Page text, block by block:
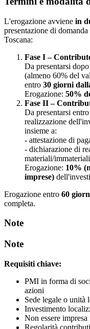
L'erogazione avviene in
presentazione di
Toscana:
Fase I –
Da presentarsi
(almeno 60% del
entro 30 giorni
Erogazione: 50%
Fase II –
Da presentarsi entro
realizzazione
insieme a:
- attestazione di
- dichiarazione di
materiali/
Erogazione: 10%
imprese)
Erogazione entro 60
completa.
Note
Note
Requisiti chiave:
PMI in forma di
azioni
Sede legale o unità
Investimento
Non essere
Regolarità